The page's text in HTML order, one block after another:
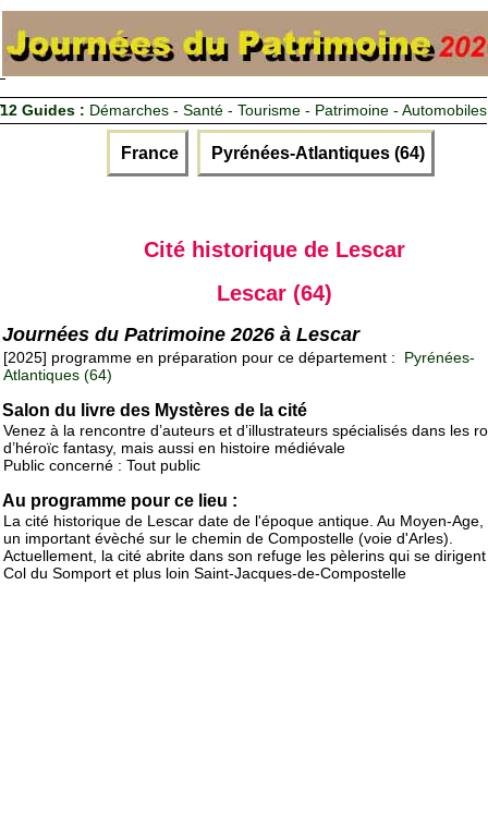
12 Guides : Démarches - Santé - Tourisme - Patrimoine - Automobiles
France Pyrénées-Atlantiques (64)
Cité historique de Lescar
Lescar (64)
Journées du Patrimoine 2026 à Lescar
[2025] programme en préparation pour ce département :
Pyrénées-
Atlantiques (64)
Salon du livre des Mystères de la cité
Venez à la rencontre d’auteurs et d’illustrateurs spécialisés dans les
d’héroïc fantasy, mais aussi en histoire médiévale
Public concerné : Tout public
Au programme pour ce lieu :
La cité historique de Lescar date de l'époque antique. Au Moyen-Age,
un important évèché sur le chemin de Compostelle (voie d'Arles).
Actuellement, la cité abrite dans son refuge les pèlerins qui se
Col du Somport et plus loin Saint-Jacques-de-Compostelle